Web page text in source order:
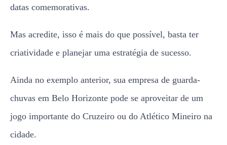
chuvas em Belo Horizonte pode se aproveitar de um
jogo importante do Cruzeiro ou do Atlético Mineiro na
cidade.
Ela pode sugerir que os visitantes não se molhem na
sua viagem e, para isso, comprem seus guarda-chuvas.